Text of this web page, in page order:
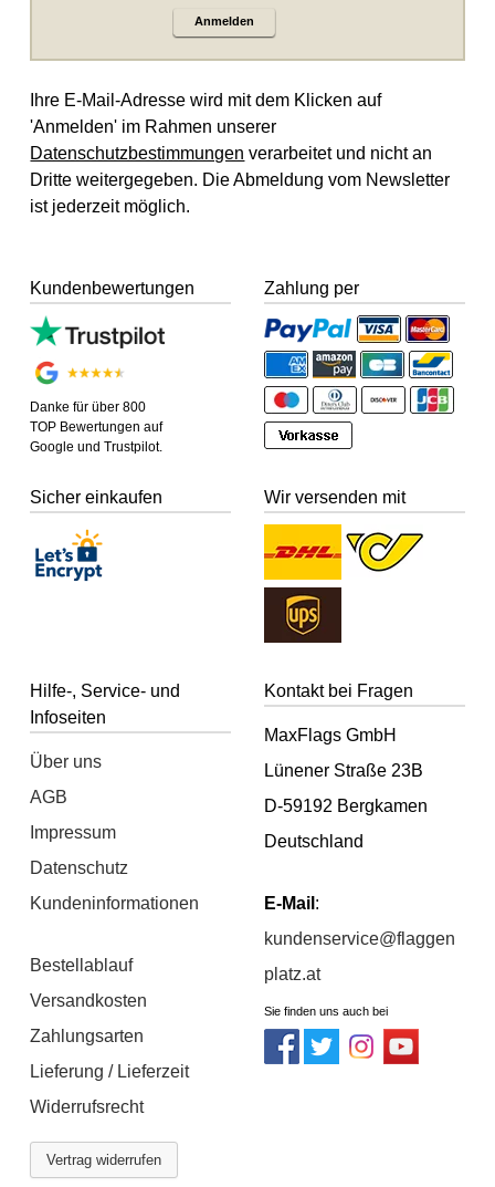
Anmelden
Ihre E-Mail-Adresse wird mit dem Klicken auf
'Anmelden' im Rahmen unserer
Datenschutzbestimmungen verarbeitet und nicht an
Dritte weitergegeben. Die Abmeldung vom Newsletter
ist jederzeit möglich.
Kundenbewertungen
Danke für über 800
TOP Bewertungen auf
Google und Trustpilot.
Zahlung per
Sicher einkaufen Wir versenden mit
Hilfe-, Service- und
Infoseiten
Über uns
AGB
Impressum
Datenschutz
Kundeninformationen
Bestellablauf
Versandkosten
Zahlungsarten
Lieferung / Lieferzeit
Widerrufsrecht
Vertrag widerrufen
Kontakt bei Fragen
MaxFlags GmbH
Lünener Straße 23B
D-59192 Bergkamen
Deutschland
E-Mail :
kundenservice@flaggen
platz.at
Sie finden uns auch bei